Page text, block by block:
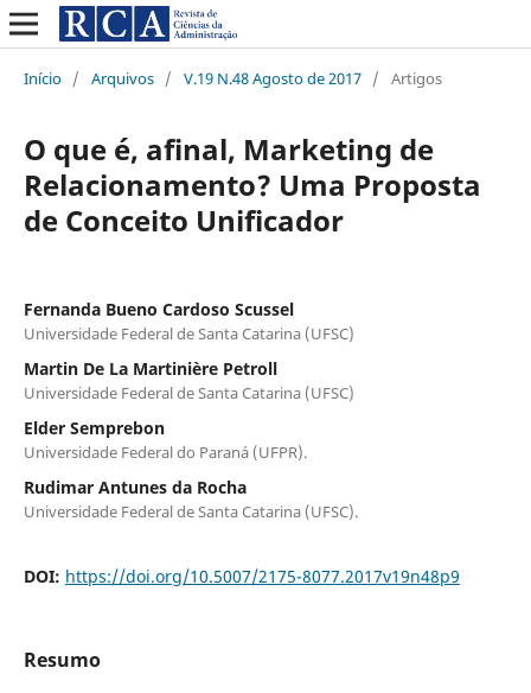
Início / Arquivos / V.19 N.48 Agosto de 2017 / Artigos
O que é, afinal, Marketing de
Relacionamento? Uma Proposta
de Conceito Unificador
Fernanda Bueno Cardoso Scussel
Universidade Federal de Santa Catarina (UFSC)
Martin De La Martinière Petroll
Universidade Federal de Santa Catarina (UFSC)
Elder Semprebon
Universidade Federal do Paraná (UFPR).
Rudimar Antunes da Rocha
Universidade Federal de Santa Catarina (UFSC).
DOI: https://doi.org/10.5007/2175-8077.2017v19n48p9
Resumo